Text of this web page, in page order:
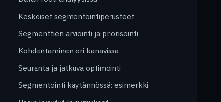
Keskeiset segmentointiperusteet
Segmenttien arviointi ja priorisointi
Kohdentaminen eri kanavissa
Seuranta ja jatkuva optimointi
Segmentointi käytännössä: esimerkki